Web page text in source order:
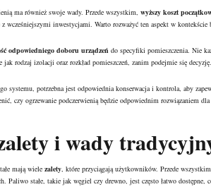
ma również swoje wady. Przede wszystkim, wyższy koszt
z wcześniejszymi inwestycjami. Warto rozważyć ten aspekt w
odpowiedniego doboru urządzeń do specyfiki pomieszczenia. Nie
jak rodzaj izolacji oraz rozkład pomieszczeń, zanim podejmie się decyzję.
systemu, potrzebna jest odpowiednia konserwacja i kontrola, aby
czy ogrzewanie podczerwienią będzie odpowiednim rozwiązaniem
i wady
mają wiele zalety, które przyciągają użytkowników. Przede
Paliwo stałe, takie jak węgiel czy drewno, jest często łatwo dostępne,